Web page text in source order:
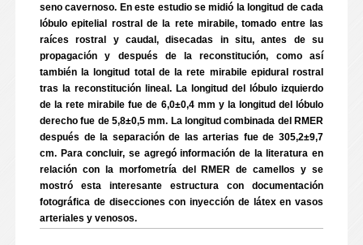
seno cavernoso. En este estudio se midió la longitud de cada
lóbulo epitelial rostral de la rete mirabile, tomado entre las
raíces rostral y caudal, disecadas in situ, antes de su
propagación y después de la reconstitución, como así
también la longitud total de la rete mirabile epidural rostral
tras la reconstitución lineal. La longitud del lóbulo izquierdo
de la rete mirabile fue de 6,0±0,4 mm y la longitud del lóbulo
derecho fue de 5,8±0,5 mm. La longitud combinada del RMER
después de la separación de las arterias fue de 305,2±9,7
cm. Para concluir, se agregó información de la literatura en
relación con la morfometría del RMER de camellos y se
mostró esta interesante estructura con documentación
fotográfica de disecciones con inyección de látex en vasos
arteriales y venosos.